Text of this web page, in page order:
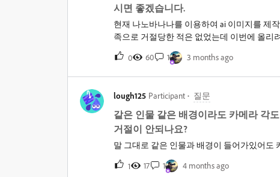
시면 좋겠습니다.
현재 나노바나나를 이용하여 ai 이미지를 제
족으로 거절당한 적은 없었는데 이번에 올리
정확히 어떤 것을 더 수정하고 보완해야하는
도움이 될 것 같습니다.
0 60 1 3 months ago
lough125 Participant 질문
같은 인물 같은 배경이라도 카메라 각
거절이 안되나요?
말 그대로 같은 인물과 배경이 들어가있어도
1 17 1 4 months ago